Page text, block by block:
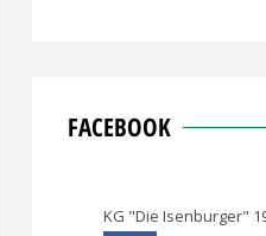
FACEBOOK
KG "Die Isenburger"